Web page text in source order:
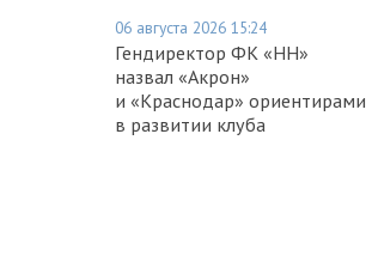
06 августа 2026 15:24
Гендиректор ФК «НН»
назвал «Акрон»
и «Краснодар» ориентирами
в развитии клуба